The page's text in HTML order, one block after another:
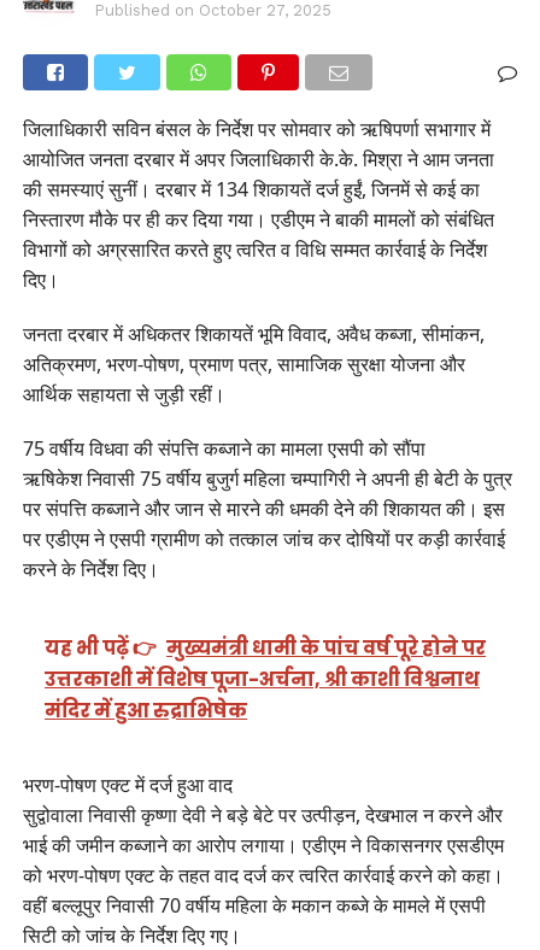
Published on October 27, 2025
जिलाधिकारी सविन बंसल के निर्देश पर सोमवार को ऋषिपर्णा सभागार में
आयोजित जनता दरबार में अपर जिलाधिकारी के.के. मिश्रा ने आम जनता
की समस्याएं सुनीं। दरबार में 134 शिकायतें दर्ज हुईं, जिनमें से कई का
निस्तारण मौके पर ही कर दिया गया। एडीएम ने बाकी मामलों को संबंधित
विभागों को अग्रसारित करते हुए त्वरित व विधि सम्मत कार्रवाई के निर्देश
दिए।
जनता दरबार में अधिकतर शिकायतें भूमि विवाद, अवैध कब्जा, सीमांकन,
अतिक्रमण, भरण-पोषण, प्रमाण पत्र, सामाजिक सुरक्षा योजना और
आर्थिक सहायता से जुड़ी रहीं।
75 वर्षीय विधवा की संपत्ति कब्जाने का मामला एसपी को सौंपा
ऋषिकेश निवासी 75 वर्षीय बुजुर्ग महिला चम्पागिरी ने अपनी ही बेटी के पुत्र
पर संपत्ति कब्जाने और जान से मारने की धमकी देने की शिकायत की। इस
पर एडीएम ने एसपी ग्रामीण को तत्काल जांच कर दोषियों पर कड़ी कार्रवाई
करने के निर्देश दिए।
यह भी पढ़ें 👉 मुख्यमंत्री धामी के पांच वर्ष पूरे होने पर
उत्तरकाशी में विशेष पूजा-अर्चना, श्री काशी विश्वनाथ
मंदिर में हुआ रुद्राभिषेक
भरण-पोषण एक्ट में दर्ज हुआ वाद
सुद्वोवाला निवासी कृष्णा देवी ने बड़े बेटे पर उत्पीड़न, देखभाल न करने और
भाई की जमीन कब्जाने का आरोप लगाया। एडीएम ने विकासनगर एसडीएम
को भरण-पोषण एक्ट के तहत वाद दर्ज कर त्वरित कार्रवाई करने को कहा।
वहीं बल्लूपुर निवासी 70 वर्षीय महिला के मकान कब्जे के मामले में एसपी
सिटी को जांच के निर्देश दिए गए।